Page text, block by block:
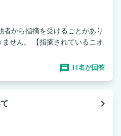
者から指摘を受けることがあり
れているニオ
11名が回答
navigate_next